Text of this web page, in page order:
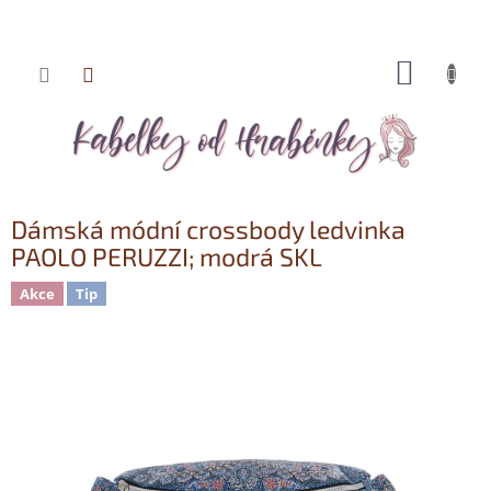
Přejít
Dámská módní crossbody ledvinka
PAOLO PERUZZI; modrá SKL
Akce Tip